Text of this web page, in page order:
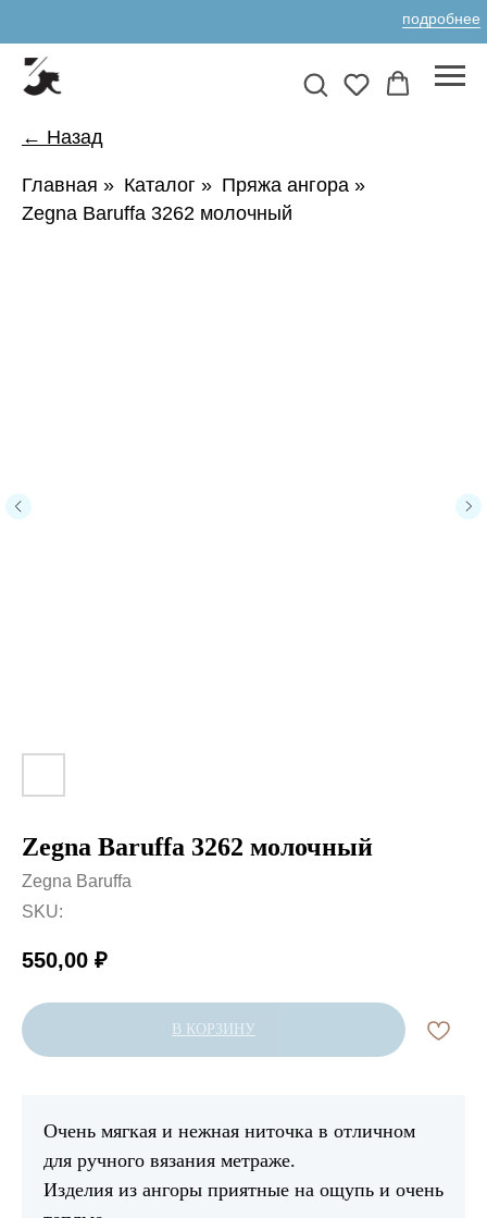
подробнее
← Назад
Главная » Каталог » Пряжа ангора »
Zegna Baruffa 3262 молочный
Zegna Baruffa 3262 молочный
Zegna Baruffa
SKU:
550,00 ₽
В КОРЗИНУ
Очень мягкая и нежная ниточка в отличном
для ручного вязания метраже.
Изделия из ангоры приятные на ощупь и очень